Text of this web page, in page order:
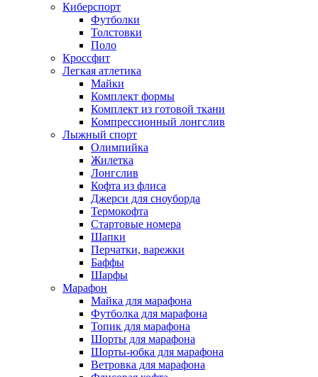
Киберспорт
Футболки
Толстовки
Поло
Кроссфит
Легкая атлетика
Майки
Комплект формы
Комплект из готовой ткани
Компрессионный лонгслив
Лыжный спорт
Олимпийка
Жилетка
Лонгслив
Кофта из флиса
Джерси для сноуборда
Термокофта
Стартовые номера
Шапки
Перчатки, варежки
Баффы
Шарфы
Марафон
Майка для марафона
Футболка для марафона
Топик для марафона
Шорты для марафона
Шорты-юбка для марафона
Ветровка для марафона